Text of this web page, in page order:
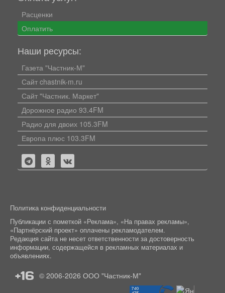
Расценки
Оплатить
Наши ресурсы:
Газета "Частник-М"
Сайт chastnik-m.ru
Сайт "Частник. Маркет"
Дорожное радио 93.4FM
Радио для двоих 105.3FM
Европа плюс 103.3FM
Политика конфиденциальности
Публикации с пометкой «Реклама», «На правах рекламы»,
«Партнёрский проект» оплачены рекламодателем.
Редакция сайта не несет ответственности за достоверность
информации, содержащейся в рекламных материалах и
объявлениях.
+16 © 2006-2026 ООО "Частник-М"